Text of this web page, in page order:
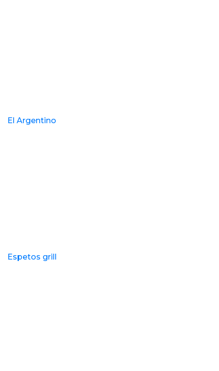
El Argentino
Espetos grill